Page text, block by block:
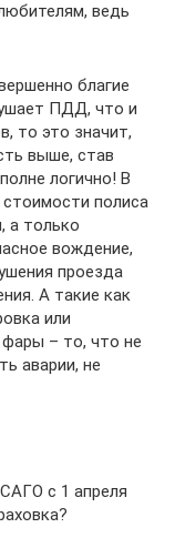
ведь
благие
ПДД, что и
то это значит,
выше, став
логично! В
полиса
а только
вождение,
проезда
А такие как
или
– то, что не
аварии, не
с 1 апреля